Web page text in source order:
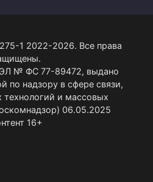
1 2022-2026. Все права
ЭЛ № ФС 77-89472, выдано
по надзору в сфере связи,
и массовых
06.05.2025
16+